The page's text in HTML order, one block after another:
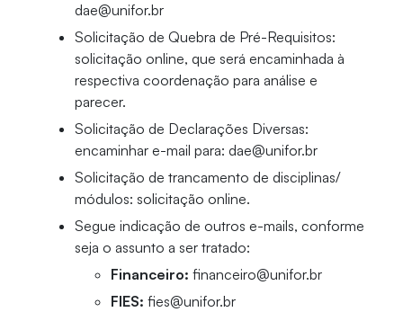
dae@unifor.br
Solicitação de Quebra de Pré-Requisitos:
solicitação online, que será encaminhada à
respectiva coordenação para análise e
parecer.
Solicitação de Declarações Diversas:
encaminhar e-mail para: dae@unifor.br
Solicitação de trancamento de disciplinas/
módulos: solicitação online.
Segue indicação de outros e-mails, conforme
seja o assunto a ser tratado:
Financeiro: financeiro@unifor.br
FIES: fies@unifor.br